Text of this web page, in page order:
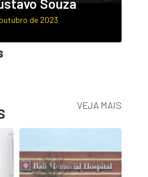
Souza
de 2023
VEJA MAIS